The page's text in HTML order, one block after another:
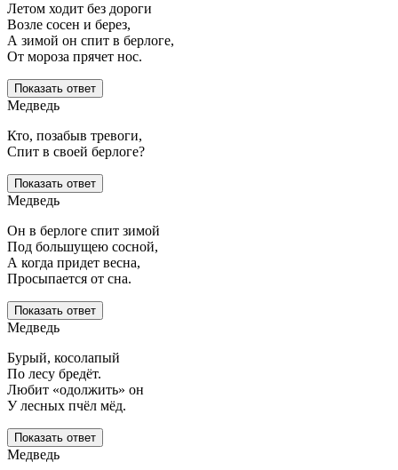
Летом ходит без дороги
Возле сосен и берез,
А зимой он спит в берлоге,
От мороза прячет нос.
Показать ответ
Медведь
Кто, позабыв тревоги,
Спит в своей берлоге?
Показать ответ
Медведь
Он в берлоге спит зимой
Под большущею сосной,
А когда придет весна,
Просыпается от сна.
Показать ответ
Медведь
Бурый, косолапый
По лесу бредёт.
Любит «одолжить» он
У лесных пчёл мёд.
Показать ответ
Медведь